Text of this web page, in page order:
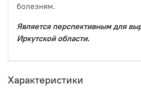
болезням.
Является перспективным для
Иркутской области.
Характеристики